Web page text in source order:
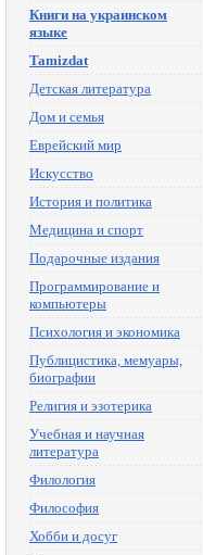
Книги на украинском
языке
Tamizdat
Детская литература
Дом и семья
Еврейский мир
Искусство
История и политика
Медицина и спорт
Подарочные издания
Программирование и
компьютеры
Психология и экономика
Публицистика, мемуары,
биографии
Религия и эзотерика
Учебная и научная
литература
Филология
Философия
Хобби и досуг